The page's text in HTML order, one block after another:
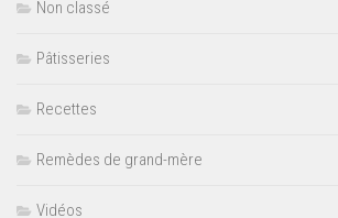
Non classé
Pâtisseries
Recettes
Remèdes de grand-mère
Vidéos